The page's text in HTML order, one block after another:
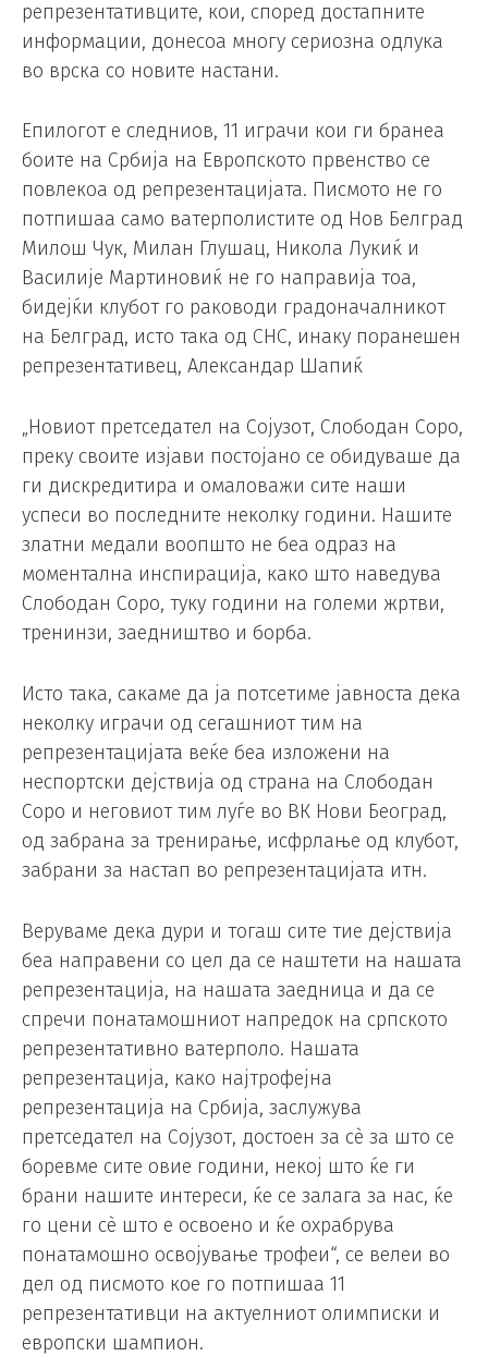
репрезентативците, кои, според достапните
информации, донесоа многу сериозна одлука
во врска со новите настани.
Епилогот е следниов, 11 играчи кои ги бранеа
боите на Србија на Европското првенство се
повлекоа од репрезентацијата. Писмото не го
потпишаа само ватерполистите од Нов Белград
Милош Чук, Милан Глушац, Никола Лукиќ и
Василије Мартиновиќ не го направија тоа,
бидејќи клубот го раководи градоначалникот
на Белград, исто така од СНС, инаку поранешен
репрезентативец, Александар Шапиќ
„Новиот претседател на Сојузот, Слободан Соро,
преку своите изјави постојано се обидуваше да
ги дискредитира и омаловажи сите наши
успеси во последните неколку години. Нашите
златни медали воопшто не беа одраз на
моментална инспирација, како што наведува
Слободан Соро, туку години на големи жртви,
тренинзи, заедништво и борба.
Исто така, сакаме да ја потсетиме јавноста дека
неколку играчи од сегашниот тим на
репрезентацијата веќе беа изложени на
неспортски дејствија од страна на Слободан
Соро и неговиот тим луѓе во ВК Нови Београд,
од забрана за тренирање, исфрлање од клубот,
забрани за настап во репрезентацијата итн.
Веруваме дека дури и тогаш сите тие дејствија
беа направени со цел да се наштети на нашата
репрезентација, на нашата заедница и да се
спречи понатамошниот напредок на српското
репрезентативно ватерполо. Нашата
репрезентација, како најтрофејна
репрезентација на Србија, заслужува
претседател на Сојузот, достоен за сè за што се
боревме сите овие години, некој што ќе ги
брани нашите интереси, ќе се залага за нас, ќе
го цени сè што е освоено и ќе охрабрува
понатамошно освојување трофеи“, се велеи во
дел од писмото кое го потпишаа 11
репрезентативци на актуелниот олимписки и
европски шампион.